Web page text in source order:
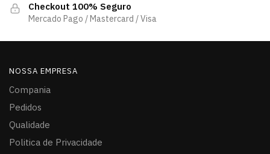
Checkout 100% Seguro
Mercado Pago / Mastercard / Visa
NOSSA EMPRESA
Compania
Pedidos
Qualidade
Politica de Privacidade